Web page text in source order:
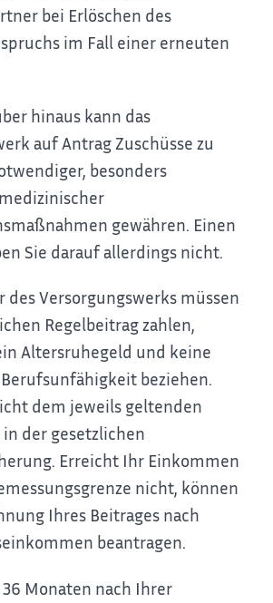
bei Erlöschen des
im Fall einer erneuten
hinaus kann das
auf Antrag Zuschüsse zu
besonders
gewähren. Einen
Sie darauf allerdings nicht.
des Versorgungswerks müssen
Regelbeitrag zahlen,
Altersruhegeld und keine
beziehen.
dem jeweils geltenden
der gesetzlichen
Erreicht Ihr Einkommen
nicht, können
Ihres Beitrages nach
beantragen.
Monaten nach Ihrer